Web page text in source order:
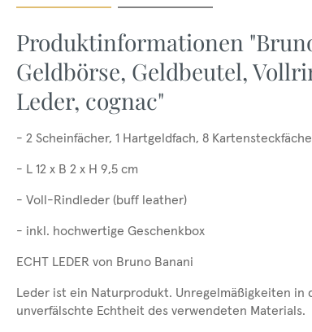
Produktinformationen
Geldbörse, Geldbeutel,
Leder, cognac"
- 2 Scheinfächer, 1 Hartgeldfach, 8
- L 12 x B 2 x H 9,5 cm
- Voll-Rindleder (buff leather)
- inkl. hochwertige Geschenkbox
ECHT LEDER von Bruno Banani
Leder ist ein Naturprodukt. Unregelmäßigkeiten
unverfälschte Echtheit des verwendeten Materials.